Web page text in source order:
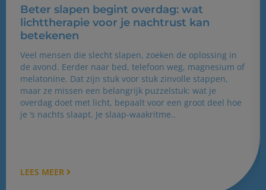
Beter slapen begint overdag: wat
lichttherapie voor je nachtrust kan
betekenen
Veel mensen die slecht slapen, zoeken de oplossing in
de avond. Eerder naar bed, telefoon weg, magnesium of
melatonine. Dat zijn stuk voor stuk zinvolle stappen,
maar ze missen een belangrijk puzzelstuk: wat je
overdag doet met licht, bepaalt voor een groot deel hoe
je ‘s nachts slaapt. Je slaap-waakritme..
LEES MEER